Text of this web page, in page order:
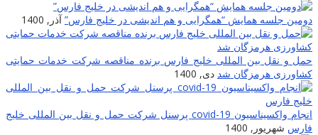
دومین جلسه همایش “همگرایی و هم اندیشی در خلیج فارس” آذر, 1400
حمل و نقل بین المللی خلیج فارس برنده مناقصه شرکت خدمات حمایتی
کشاورزی هرمزگان شد دی, 1400
انجام واکسیناسیون covid-19 پرسنل شرکت حمل و نقل بین المللی خلیج
فارس شهریور, 1400